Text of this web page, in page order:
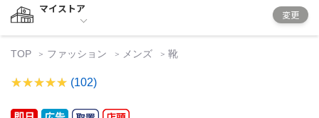
マイストア
変更
TOP ファッション メンズ 靴
(102)